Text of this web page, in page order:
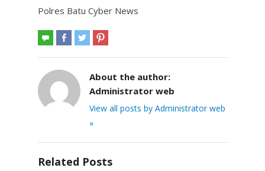
Polres Batu Cyber News
About the author:
Administrator web
View all posts by Administrator web
»
Related Posts